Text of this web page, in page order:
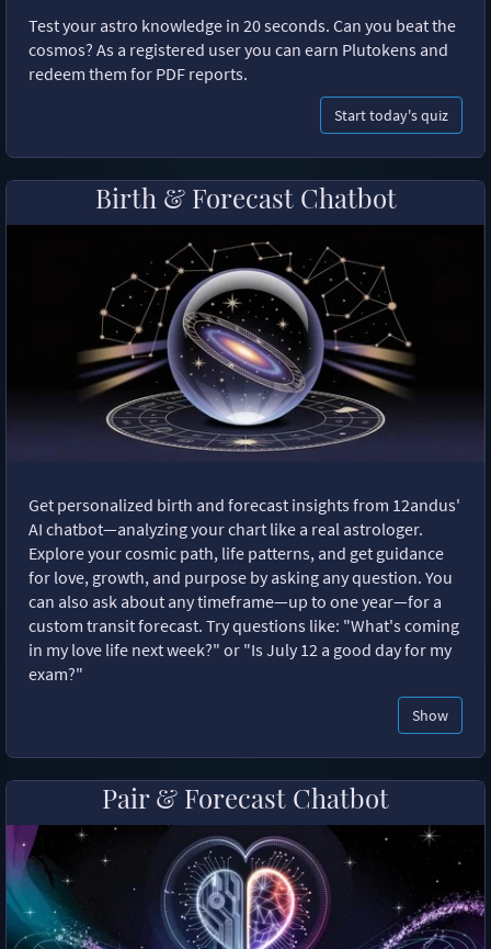
Test your astro knowledge in 20 seconds. Can you beat the
cosmos? As a registered user you can earn Plutokens and
redeem them for PDF reports.
Start today's quiz
Birth & Forecast Chatbot
Get personalized birth and forecast insights from 12andus'
AI chatbot—analyzing your chart like a real astrologer.
Explore your cosmic path, life patterns, and get guidance
for love, growth, and purpose by asking any question. You
can also ask about any timeframe—up to one year—for a
custom transit forecast. Try questions like: "What's coming
in my love life next week?" or "Is July 12 a good day for my
exam?"
Show
Pair & Forecast Chatbot